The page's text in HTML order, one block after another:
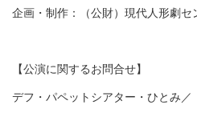
企画・制作：（公財）現代人形劇セ
【公演に関するお問合せ】
デフ・パペットシアター・ひとみ